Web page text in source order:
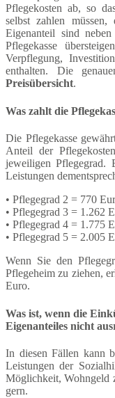
Pflegekosten ab, so
selbst zahlen
Eigenanteil sind
Pflegekasse
Verpflegung,
enthalten. Die
Preisübersicht.
Was zahlt die
Die Pflegekasse
Anteil der
jeweiligen Pflegegrad.
Leistungen
• Pflegegrad 2 = 770
• Pflegegrad 3 = 1.262
• Pflegegrad 4 = 1.775
• Pflegegrad 5 = 2.005
Wenn Sie den
Pflegeheim zu ziehen,
Euro.
Was ist, wenn die
Eigenanteiles nicht
In diesen Fällen kann
Leistungen der
Möglichkeit, Wohngeld
gern.